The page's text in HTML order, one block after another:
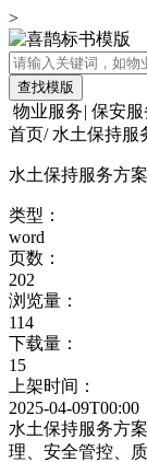
>
查找模版
物业服务| 保安服
首页/ 水土保持服
水土保持服务方
类型：
word
页数：
202
浏览量：
114
下载量：
15
上架时间：
2025-04-09T00:00
水土保持服务方
理、安全管控、